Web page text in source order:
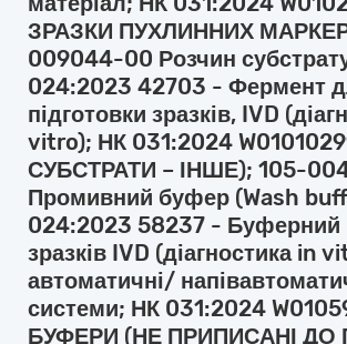
ЗРАЗКИ ПУХЛИННИХ
009044-00 Розчин
024:2023 42703 - Фермент
підготовки зразків, IVD
vitro); НК 031:2024
СУБСТРАТИ – ІНШЕ); 105-
Промивний буфер (Wash
024:2023 58237 - Буферний
зразків IVD (діагностика in
автоматичні/
системи; НК 031:2024
БУФЕРИ (НЕ ПРИПИСАНІ ДО